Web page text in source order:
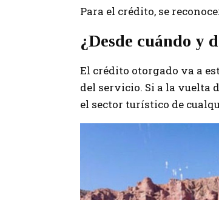
Para el crédito, se
¿Desde cuándo y
El crédito otorgado va a
del servicio. Si a la vuelta
el sector turístico de